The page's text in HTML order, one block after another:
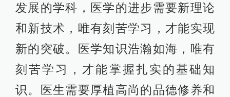
发展的学科，医学的进步需要新理论
和新技术，唯有刻苦学习，才能实现
新的突破。医学知识浩瀚如海，唯有
刻苦学习，才能掌握扎实的基础知
识。医生需要厚植高尚的品德修养和